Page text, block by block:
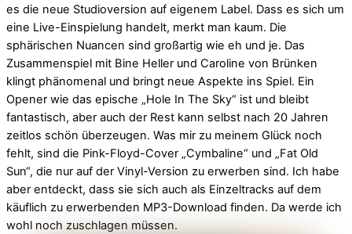
es die neue Studioversion auf eigenem Label. Dass es sich um
eine Live-Einspielung handelt, merkt man kaum. Die
sphärischen Nuancen sind großartig wie eh und je. Das
Zusammenspiel mit Bine Heller und Caroline von Brünken
klingt phänomenal und bringt neue Aspekte ins Spiel. Ein
Opener wie das epische „Hole In The Sky“ ist und bleibt
fantastisch, aber auch der Rest kann selbst nach 20 Jahren
zeitlos schön überzeugen. Was mir zu meinem Glück noch
fehlt, sind die Pink-Floyd-Cover „Cymbaline“ und „Fat Old
Sun“, die nur auf der Vinyl-Version zu erwerben sind. Ich habe
aber entdeckt, dass sie sich auch als Einzeltracks auf dem
käuflich zu erwerbenden MP3-Download finden. Da werde ich
wohl noch zuschlagen müssen.